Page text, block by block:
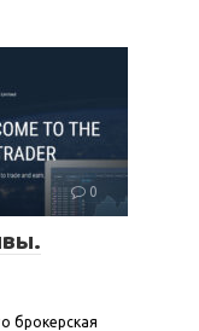
0
брокерская